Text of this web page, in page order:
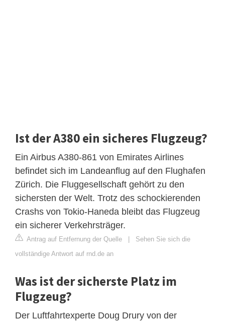
Ist der A380 ein sicheres Flugzeug?
Ein Airbus A380-861 von Emirates Airlines
befindet sich im Landeanflug auf den Flughafen
Zürich. Die Fluggesellschaft gehört zu den
sichersten der Welt. Trotz des schockierenden
Crashs von Tokio-Haneda bleibt das Flugzeug
ein sicherer Verkehrsträger.
Antrag auf Entfernung der Quelle | Sehen Sie sich die
vollständige Antwort auf rnd.de an
Was ist der sicherste Platz im
Flugzeug?
Der Luftfahrtexperte Doug Drury von der